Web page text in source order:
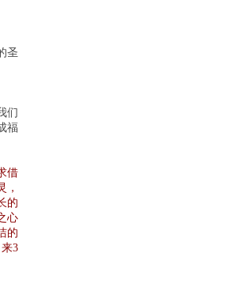
圣
们
福
借
，
的
心
的
3